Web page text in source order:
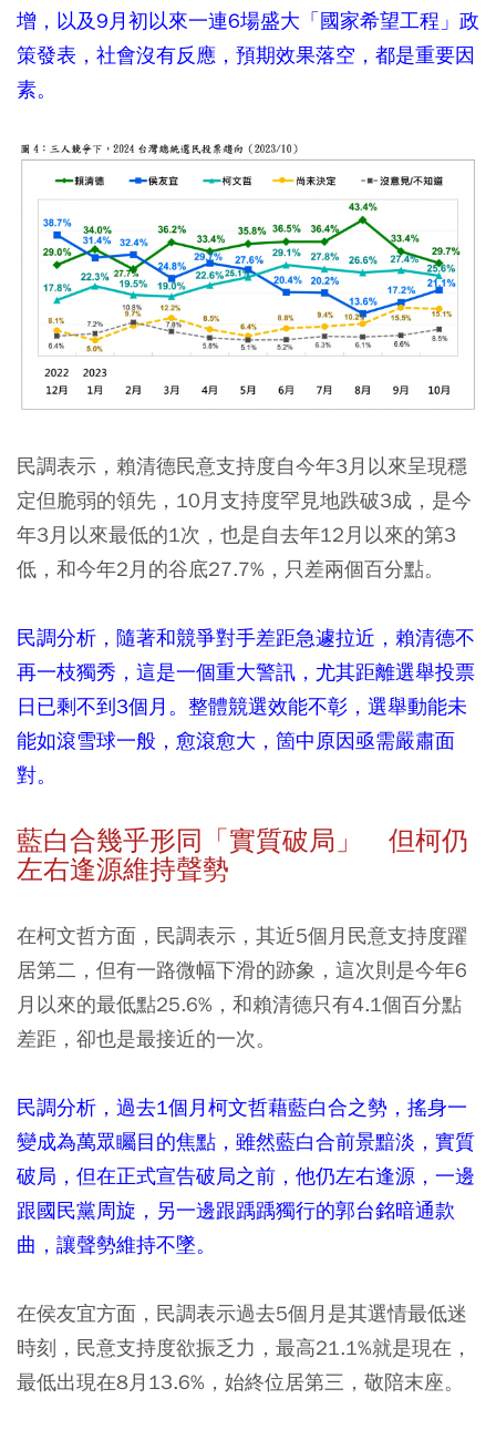
增，以及9月初以來一連6場盛大「國家希望工程」政
策發表，社會沒有反應，預期效果落空，都是重要因
素。
民調表示，賴清德民意支持度自今年3月以來呈現穩
定但脆弱的領先，10月支持度罕見地跌破3成，是今
年3月以來最低的1次，也是自去年12月以來的第3
低，和今年2月的谷底27.7%，只差兩個百分點。
民調分析，隨著和競爭對手差距急遽拉近，賴清德不
再一枝獨秀，這是一個重大警訊，尤其距離選舉投票
日已剩不到3個月。整體競選效能不彰，選舉動能未
能如滾雪球一般，愈滾愈大，箇中原因亟需嚴肅面
對。
藍白合幾乎形同「實質破局」 但柯仍
左右逢源維持聲勢
在柯文哲方面，民調表示，其近5個月民意支持度躍
居第二，但有一路微幅下滑的跡象，這次則是今年6
月以來的最低點25.6%，和賴清德只有4.1個百分點
差距，卻也是最接近的一次。
民調分析，過去1個月柯文哲藉藍白合之勢，搖身一
變成為萬眾矚目的焦點，雖然藍白合前景黯淡，實質
破局，但在正式宣告破局之前，他仍左右逢源，一邊
跟國民黨周旋，另一邊跟踽踽獨行的郭台銘暗通款
曲，讓聲勢維持不墜。
在侯友宜方面，民調表示過去5個月是其選情最低迷
時刻，民意支持度欲振乏力，最高21.1%就是現在，
最低出現在8月13.6%，始終位居第三，敬陪末座。